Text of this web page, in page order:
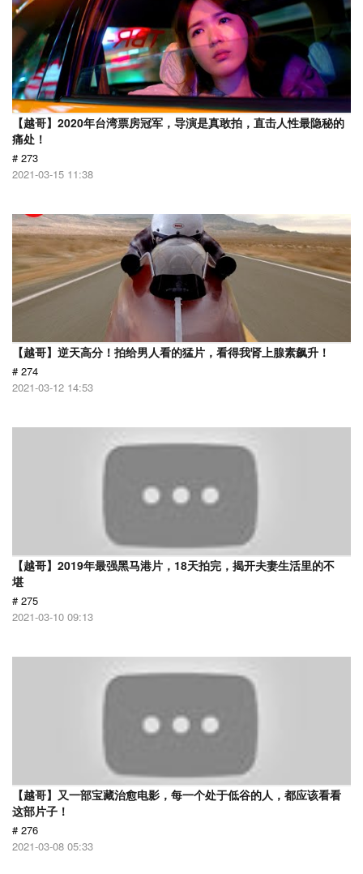
【越哥】2020年台湾票房冠军，导演是真敢拍，直击人性最隐秘的
痛处！
# 273
2021-03-15 11:38
【越哥】逆天高分！拍给男人看的猛片，看得我肾上腺素飙升！
# 274
2021-03-12 14:53
【越哥】2019年最强黑马港片，18天拍完，揭开夫妻生活里的不
堪
# 275
2021-03-10 09:13
【越哥】又一部宝藏治愈电影，每一个处于低谷的人，都应该看看
这部片子！
# 276
2021-03-08 05:33